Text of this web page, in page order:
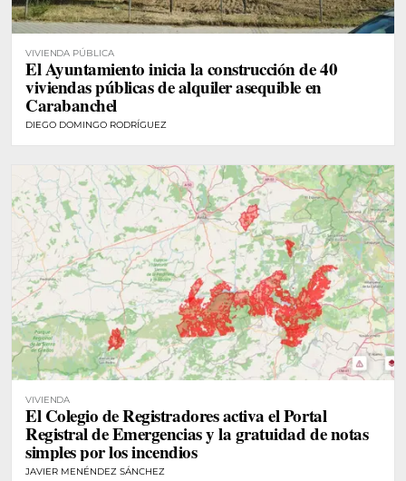
VIVIENDA PÚBLICA
El Ayuntamiento inicia la construcción de 40
viviendas públicas de alquiler asequible en
Carabanchel
DIEGO DOMINGO RODRÍGUEZ
VIVIENDA
El Colegio de Registradores activa el Portal
Registral de Emergencias y la gratuidad de notas
simples por los incendios
JAVIER MENÉNDEZ SÁNCHEZ